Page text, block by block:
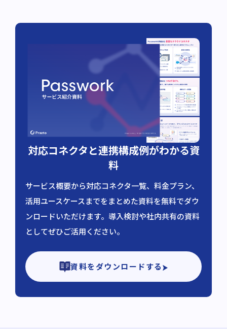
対応コネクタと連携構成例がわかる資
料
サービス概要から対応コネクタ一覧、料金プラン、
活用ユースケースまでをまとめた資料を無料でダウ
ンロードいただけます。導入検討や社内共有の資料
としてぜひご活用ください。
資料をダウンロードする